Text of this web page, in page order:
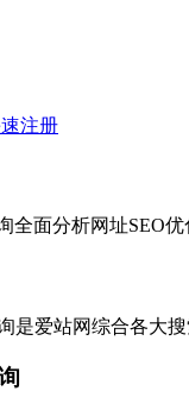
注册
全面分析网址SEO
是爱站网综合各大